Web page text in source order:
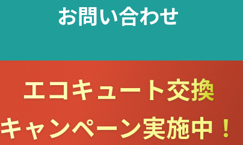
お問い合わせ
エコキュート交換
キャンペーン実施中！